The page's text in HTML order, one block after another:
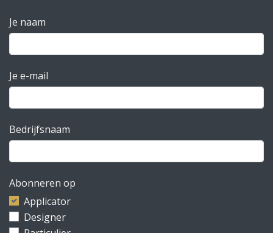
Je naam
Je e-mail
Bedrijfsnaam
Abonneren op
Applicator
Designer